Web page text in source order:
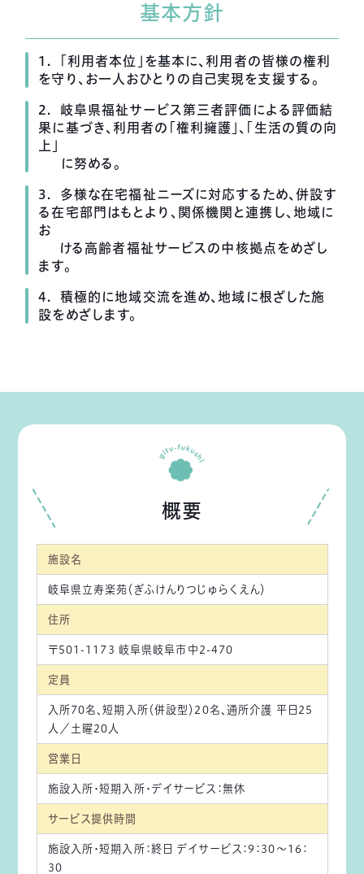
基本方針
1. 「利用者本位」を基本に、利用者の皆様の権利
を守り、お一人おひとりの自己実現を支援する。
2. 岐阜県福祉サービス第三者評価による評価結
果に基づき、利用者の「権利擁護」、「生活の質の向
上」
に努める。
3. 多様な在宅福祉ニーズに対応するため、併設す
る在宅部門はもとより、関係機関と連携し、地域に
お
ける高齢者福祉サービスの中核拠点をめざし
ます。
4. 積極的に地域交流を進め、地域に根ざした施
設をめざします。
概要
施設名
岐阜県立寿楽苑（ぎふけんりつじゅらくえん）
住所
〒501-1173 岐阜県岐阜市中2-470
定員
入所70名、短期入所（併設型）20名、通所介護 平日25
人／土曜20人
営業日
施設入所・短期入所・デイサービス：無休
サービス提供時間
施設入所・短期入所：終日 デイサービス：9：30～16：
30